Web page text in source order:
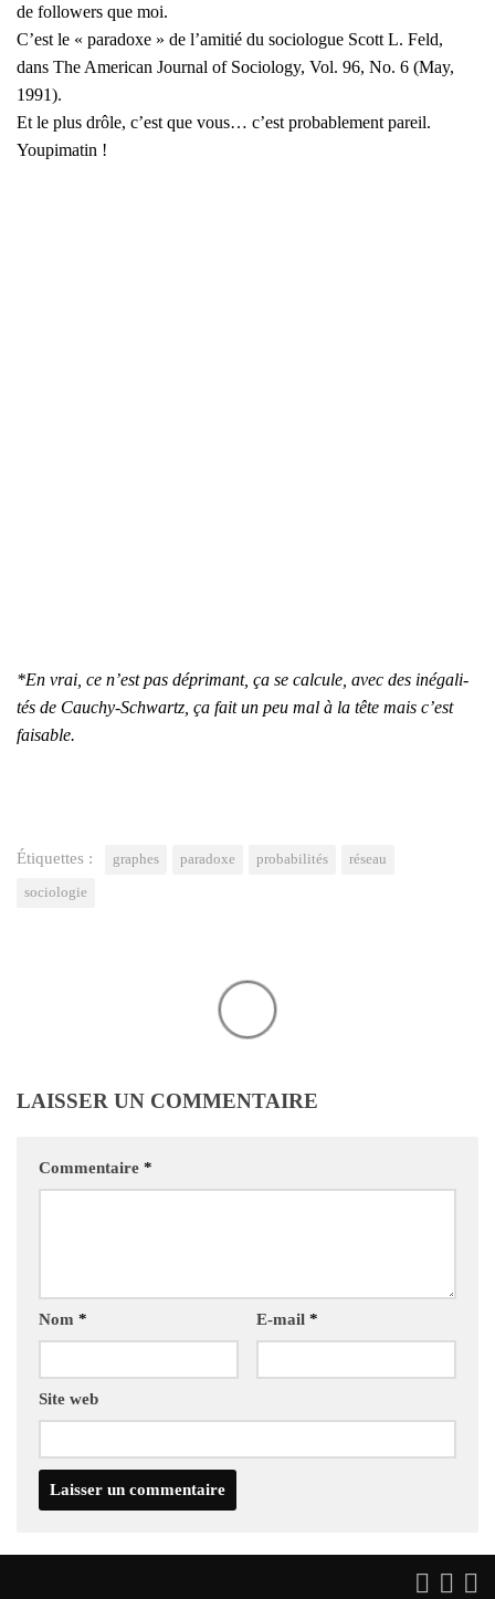
de fol­lo­wers que moi.
C’est le « para­doxe » de l’a­mi­tié du socio­logue Scott L. Feld,
dans The Ame­ri­can Jour­nal of Socio­lo­gy, Vol. 96, No. 6 (May,
1991).
Et le plus drôle, c’est que vous… c’est pro­ba­ble­ment pareil.
You­pi­ma­tin !
*En vrai, ce n’est pas dépri­mant, ça se cal­cule, avec des inéga­li­
tés de Cau­chy-Schwartz, ça fait un peu mal à la tête mais c’est
fai­sable.
Étiquettes : graphes paradoxe probabilités réseau
sociologie
LAISSER UN COMMENTAIRE
Commentaire *
Nom * E-mail *
Site web